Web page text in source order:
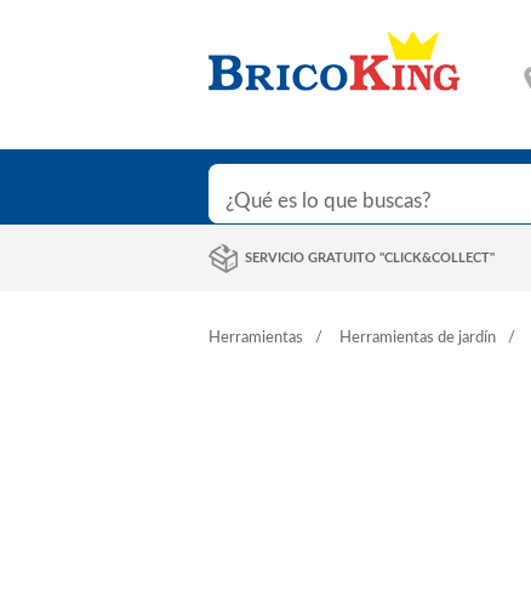
SERVICIO GRATUITO "CLICK&COLLECT"
Herramientas Herramientas de jardín